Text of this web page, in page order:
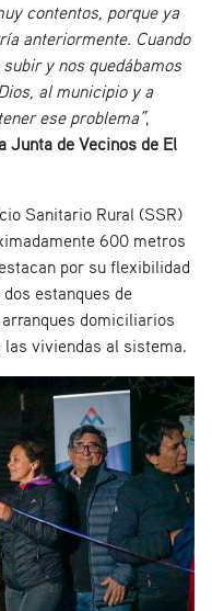
contentos, porque ya
anteriormente. Cuando
y nos quedábamos
al municipio y a
ese problema”,
Junta de Vecinos de El
Sanitario Rural (SSR)
600 metros
por su flexibilidad
estanques de
domiciliarios
viviendas al sistema.